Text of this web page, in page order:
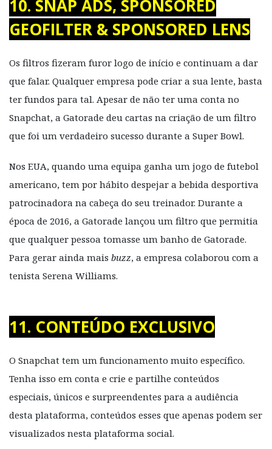
10. SNAP ADS, SPONSORED
GEOFILTER & SPONSORED LENS
Os filtros fizeram furor logo de início e continuam a dar
que falar. Qualquer empresa pode criar a sua lente, basta
ter fundos para tal. Apesar de não ter uma conta no
Snapchat, a Gatorade deu cartas na criação de um filtro
que foi um verdadeiro sucesso durante a Super Bowl.
Nos EUA, quando uma equipa ganha um jogo de futebol
americano, tem por hábito despejar a bebida desportiva
patrocinadora na cabeça do seu treinador. Durante a
época de 2016, a Gatorade lançou um filtro que permitia
que qualquer pessoa tomasse um banho de Gatorade.
Para gerar ainda mais buzz, a empresa colaborou com a
tenista Serena Williams.
11. CONTEÚDO EXCLUSIVO
O Snapchat tem um funcionamento muito específico.
Tenha isso em conta e crie e partilhe conteúdos
especiais, únicos e surpreendentes para a audiência
desta plataforma, conteúdos esses que apenas podem ser
visualizados nesta plataforma social.